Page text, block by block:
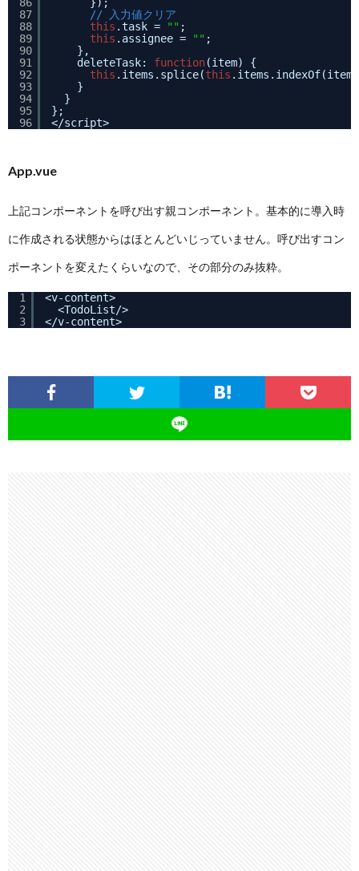
87
88
89
90
91
92
93
94
95
96
// 入力値クリア
this .task = "" ;
this .assignee = "" ;
},
deleteTask: function(item) {
this .items.splice(this
}
}
};
</script>
App.vue
上記コンポーネントを呼び出す親コンポーネント。基本的に導入時
に作成される状態からはほとんどいじっていません。呼び出すコン
ポーネントを変えたくらいなので、その部分のみ抜粋。
1
2
3
<v-content>
<TodoList/>
</v-content>